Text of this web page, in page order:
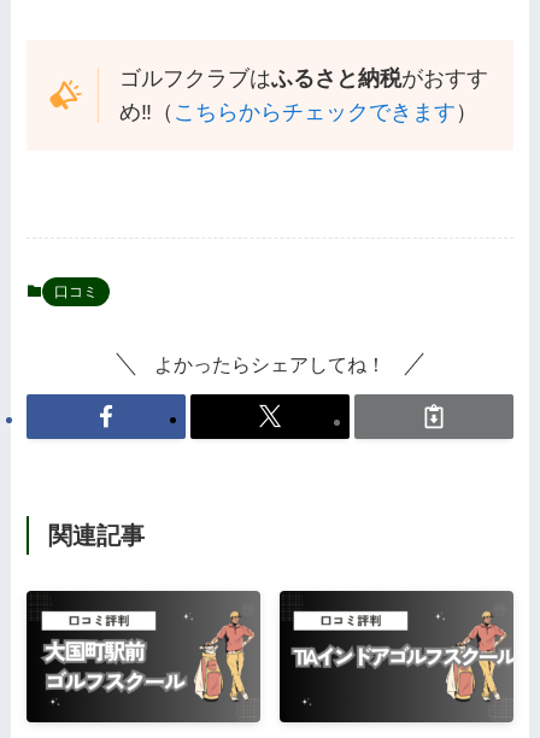
ゴルフクラブはふるさと納税がおすす
め‼️（ こちらからチェックできます ）
口コミ
よかったらシェアしてね！
関連記事